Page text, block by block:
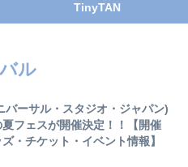
TinyTAN
ル
バーサル・スタジオ・ジャパン)
フェスが開催決定！！【開催
ズ・チケット・イベント情報】